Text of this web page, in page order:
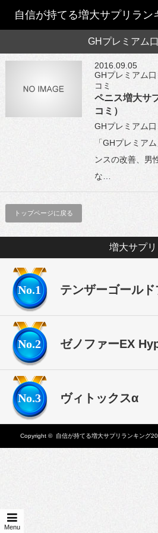
自信が持てる増大サプリラン
Menu
GHプレミアム
2016.09.05
GHプレミアム口
コミ
ペニス増大サ
コミ）
GHプレミアム
「GHプレミア
ンスの改善、男
な…
トップページに戻る
増大サプリ
No.1 テンザーゴール
No.2 ゼノファーEX
No.3 ヴィトックスα
Copyright © 自信が持てる増大サプリランキング